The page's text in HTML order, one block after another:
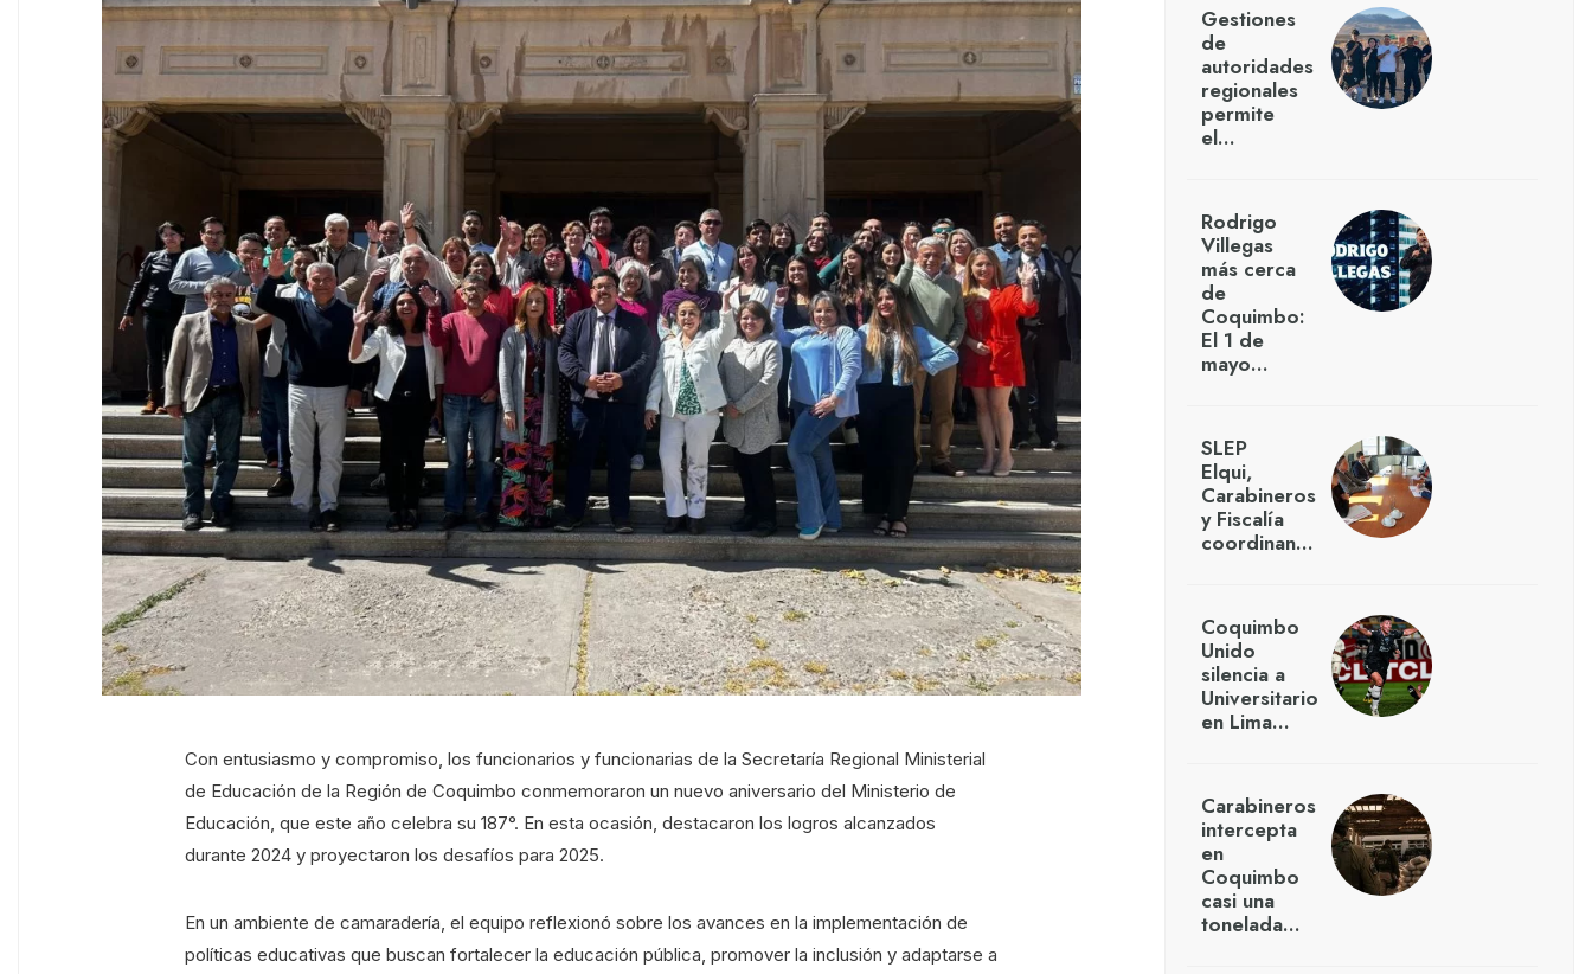
Con entusiasmo y compromiso, los funcionarios y funcionarias de la Secretaría Regional Ministerial
de Educación de la Región de Coquimbo conmemoraron un nuevo aniversario del Ministerio de
Educación, que este año celebra su 187°. En esta ocasión, destacaron los logros alcanzados
durante 2024 y proyectaron los desafíos para 2025.
En un ambiente de camaradería, el equipo reflexionó sobre los avances en la implementación de
políticas educativas que buscan fortalecer la educación pública, promover la inclusión y adaptarse a
Gestiones
de
autoridades
regionales
permite
el…
Rodrigo
Villegas
más cerca
de
Coquimbo:
El 1 de
mayo…
SLEP
Elqui,
Carabineros
y Fiscalía
coordinan…
Coquimbo
Unido
silencia a
Universitario
en Lima…
Carabineros
intercepta
en
Coquimbo
casi una
tonelada…